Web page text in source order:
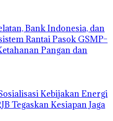
Bank Indonesia, dan
Rantai Pasok GSMP–
Pangan dan
Kebijakan Energi
Tegaskan Kesiapan Jaga